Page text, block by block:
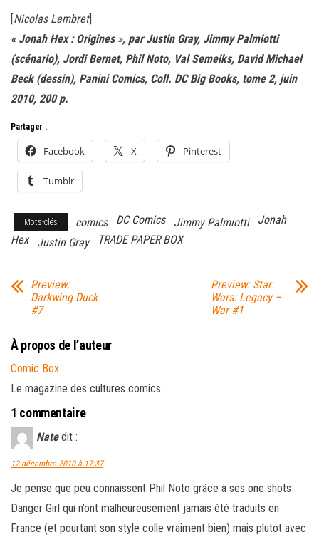
Nicolas Lambret]
« Jonah Hex : Origines », par Justin Gray, Jimmy Palmiotti
(scénario), Jordi Bernet, Phil Noto, Val Semeiks, David Michael
Beck (dessin), Panini Comics, Coll. DC Big Books, tome 2, juin
2010, 200 p.
Partager :
Facebook X Pinterest
Tumblr
Mots-clés comics DC Comics Jimmy Palmiotti
Jonah
Hex
Justin Gray TRADE PAPER BOX
Preview:
Darkwing Duck
#7
Preview: Star
Wars: Legacy –
War #1
À propos de l’auteur
Comic Box
Le magazine des cultures comics
1 commentaire
Nate dit :
12 décembre 2010 à 17:37
Je pense que peu connaissent Phil Noto grâce à ses one shots
Danger Girl qui n’ont malheureusement jamais été traduits en
France (et pourtant son style colle vraiment bien) mais plutot avec